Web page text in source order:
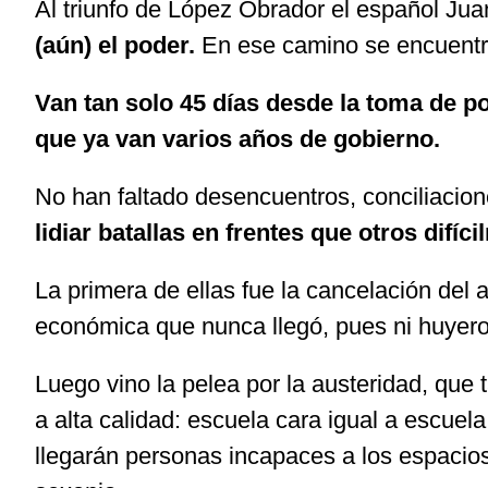
Al triunfo de López Obrador el español
(aún) el poder. En ese camino se
Van tan solo 45 días desde la toma de
que ya van varios años de gobierno.
No han faltado desencuentros,
lidiar batallas en frentes que otros
La primera de ellas fue la cancelación del
económica que nunca llegó, pues ni
Luego vino la pelea por la austeridad,
a alta calidad: escuela cara igual a
llegarán personas incapaces a los